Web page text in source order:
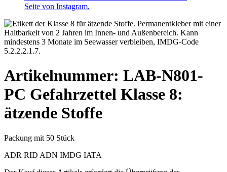
Artikelnummer: LAB-N801-
PC Gefahrzettel Klasse 8:
ätzende Stoffe
Packung mit 50 Stück
ADR RID ADN IMDG IATA